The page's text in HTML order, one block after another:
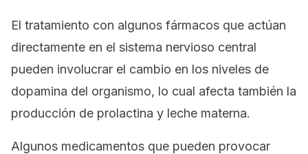
El tratamiento con algunos fármacos que actúan
directamente en el sistema nervioso central
pueden involucrar el cambio en los niveles de
dopamina del organismo, lo cual afecta también la
producción de prolactina y leche materna.
Algunos medicamentos que pueden provocar